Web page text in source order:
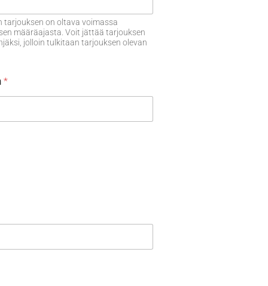
tarjouksen on oltava voimassa
määräajasta. Voit jättää tarjouksen
jolloin tulkitaan tarjouksen olevan
*